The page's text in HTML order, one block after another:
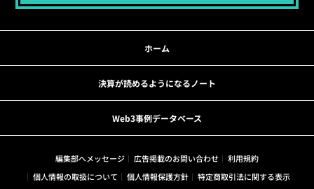
ホーム
決算が読めるようになるノート
Web3事例データベース
編集部へメッセージ 広告掲載のお問い合わせ
利用規約
個人情報の取扱について
個人情報保護方針
特定商取引法に関する表示